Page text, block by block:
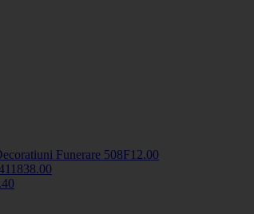
Funerare 508F12.00
38.00
.40